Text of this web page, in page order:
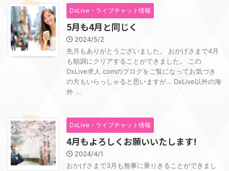
DxLive・ライブチャット情報
5月も4月と同じく
2024/5/2
先月もありがとうございました。 おかげさまで4月
も順調にクリアすることができました。 この
DxLive求人.comのブログをご覧になってお気づき
の方もいらっしゃると思いますが… DxLive以外の海
外 ...
DxLive・ライブチャット情報
4月もよろしくお願いいたします!
2024/4/1
おかげさまで3月も無事に乗りきることができまし